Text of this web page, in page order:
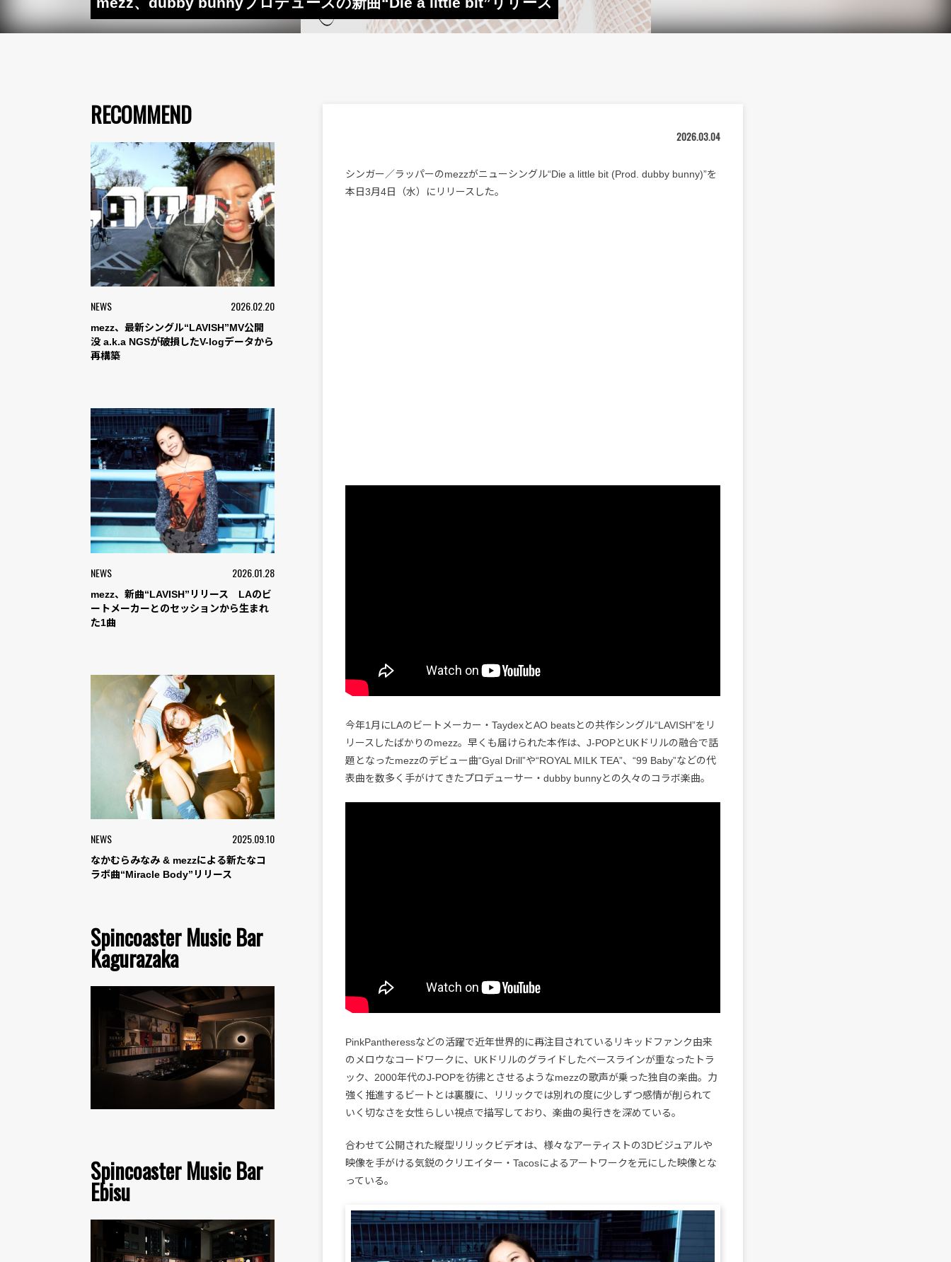
RECOMMEND
NEWS 2026.02.20
mezz、最新シングル“LAVISH”MV公開
没 a.k.a NGSが破損したV-logデータから
再構築
NEWS 2026.01.28
mezz、新曲“LAVISH”リリース LAのビ
ートメーカーとのセッションから生まれ
た1曲
NEWS 2025.09.10
なかむらみなみ & mezzによる新たなコ
ラボ曲“Miracle Body”リリース
Spincoaster Music Bar
Kagurazaka
Spincoaster Music Bar
Ebisu
2026.03.04
シンガー／ラッパーのmezzがニューシングル“Die a little bit (Prod. dubby bunny)”を
本日3月4日（水）にリリースした。
今年1月にLAのビートメーカー・TaydexとAO beatsとの共作シングル“LAVISH”をリ
リースしたばかりのmezz。早くも届けられた本作は、J-POPとUKドリルの融合で話
題となったmezzのデビュー曲“Gyal Drill”や“ROYAL MILK TEA”、“99 Baby”などの代
表曲を数多く手がけてきたプロデューサー・dubby bunnyとの久々のコラボ楽曲。
PinkPantheressなどの活躍で近年世界的に再注目されているリキッドファンク由来
のメロウなコードワークに、UKドリルのグライドしたベースラインが重なったトラ
ック、2000年代のJ-POPを彷彿とさせるようなmezzの歌声が乗った独自の楽曲。力
強く推進するビートとは裏腹に、リリックでは別れの度に少しずつ感情が削られて
いく切なさを女性らしい視点で描写しており、楽曲の奥行きを深めている。
合わせて公開された縦型リリックビデオは、様々なアーティストの3Dビジュアルや
映像を手がける気鋭のクリエイター・Tacosによるアートワークを元にした映像とな
っている。